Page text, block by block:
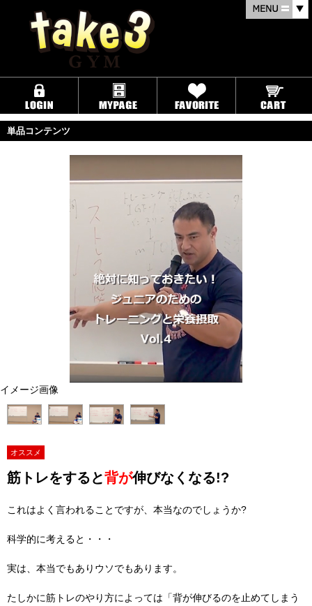
単品コンテンツ
イメージ画像
オススメ
筋トレをすると背が伸びなくなる!?
これはよく言われることですが、本当なのでしょうか?
科学的に考えると・・・
実は、本当でもありウソでもあります。
たしかに筋トレのやり方によっては「背が伸びるのを止めてしまう